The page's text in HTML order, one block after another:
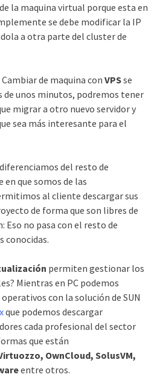
la maquina virtual porque esta en
se debe modificar la IP
a otra parte del cluster de
de maquina con VPSse
de unos minutos, podremos tener
migrar a otro nuevo servidor y
sea más interesante para el
del resto de
en que somos de las
al cliente descargar sus
de forma que son libres de
Eso no pasa con el resto de
conocidas.
permiten gestionar los
Mientras en PC podemos
con la solución de SUN
que podemos descargar
cada profesional del sector
que están
OwnCloud, SolusVM,
entre otros.